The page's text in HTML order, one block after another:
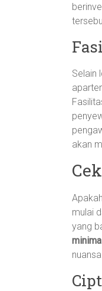
Selain
akan
mulai
yang